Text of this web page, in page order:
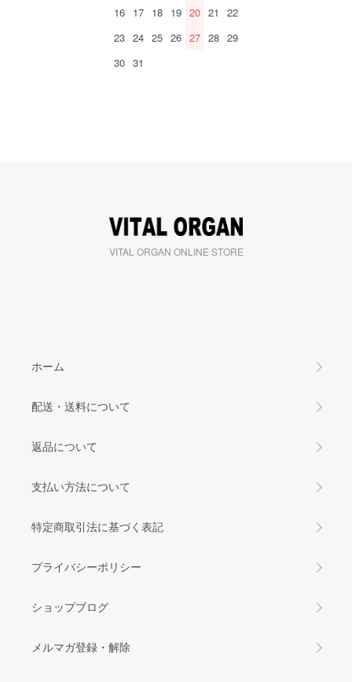
16 17 18 19 20 21
22
23 24 25 26 27 28 29
30 31
VITAL ORGAN ONLINE STORE
ホーム
配送・送料について
返品について
支払い方法について
特定商取引法に基づく表記
プライバシーポリシー
ショップブログ
メルマガ登録・解除